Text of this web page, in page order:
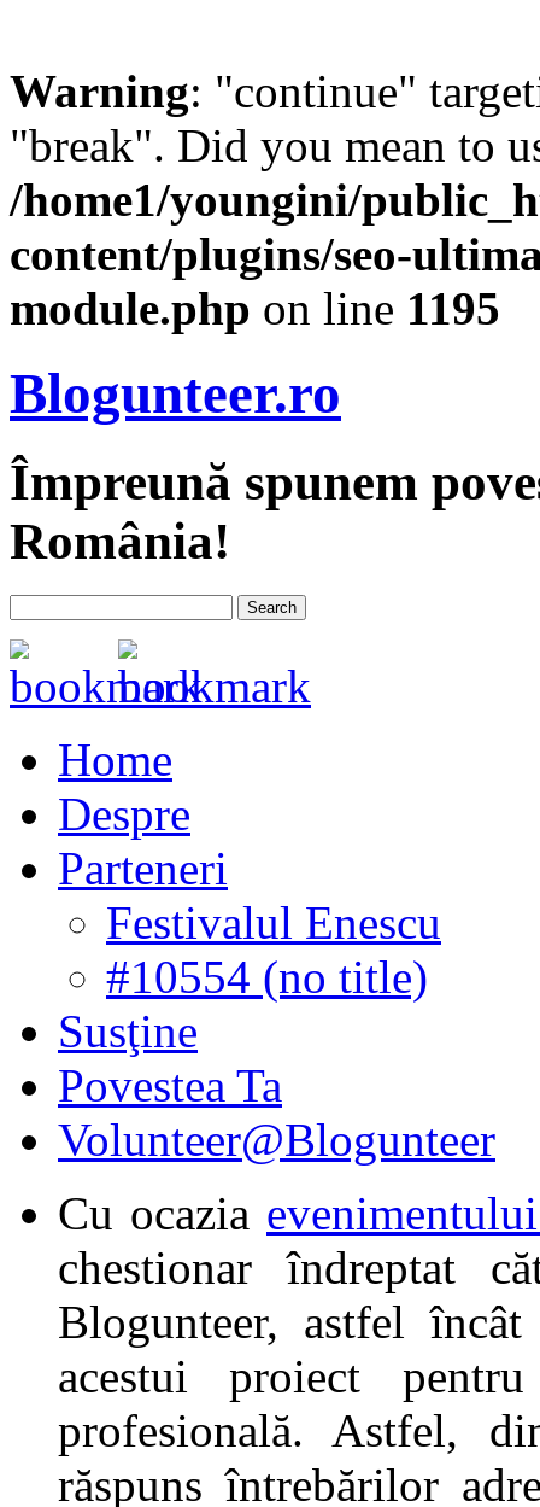
Warning: "continue"
"break". Did you mean to
/home1/youngini/
content/plugins/seo-
module.php on line 1195
Blogunteer.ro
Împreună spunem
România!
Home
Despre
Parteneri
Festivalul Enescu
#10554 (no title)
Susţine
Povestea Ta
Volunteer@Blogunteer
Cu ocazia
chestionar îndreptat
Blogunteer, astfel
acestui proiect
profesională. Astfel,
răspuns întrebărilor